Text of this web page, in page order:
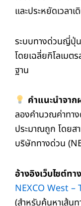
และประหยัดเวลา
ระบบทางด่วนญี่ปุ่
โดยเฉลี่ยกิโลเมต
ฐาน
คำแนะนำจาก
ลองคำนวณค่าทา
ประมาณถูก โดยส
บริษัททางด่วน
อ้างอิงเว็บไซต์ทา
NEXCO West
(สำหรับค้นหาเส้น